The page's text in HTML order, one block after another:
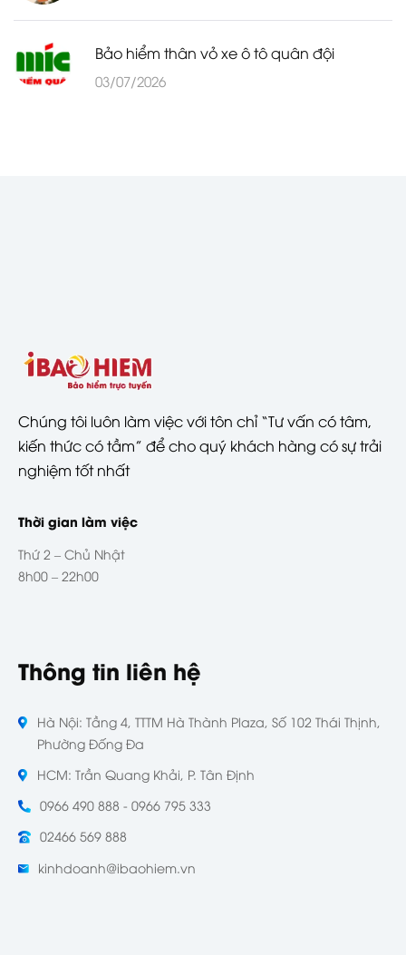
Bảo hiểm thân vỏ xe ô tô quân đội
03/07/2026
Chúng tôi luôn làm việc với tôn chỉ “Tư vấn có tâm,
kiến thức có tầm” để cho quý khách hàng có sự trải
nghiệm tốt nhất
Thời gian làm việc
Thứ 2 – Chủ Nhật
8h00 – 22h00
Thông tin liên hệ
Hà Nội: Tầng 4, TTTM Hà Thành Plaza, Số 102 Thái Thịnh,
Phường Đống Đa
HCM: Trần Quang Khải, P. Tân Định
0966 490 888 - 0966 795 333
02466 569 888
kinhdoanh@ibaohiem.vn